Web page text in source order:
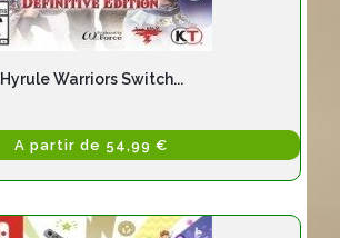
Hyrule Warriors Switch...
A partir de 54,99 €